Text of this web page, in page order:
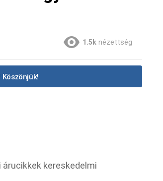
1.5k nézettség
árucikkek kereskedelmi